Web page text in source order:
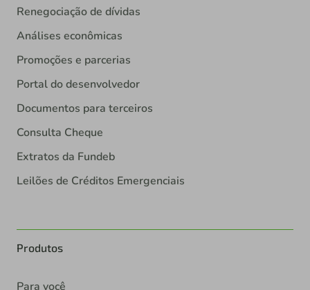
Renegociação de dívidas
Análises econômicas
Promoções e parcerias
Portal do desenvolvedor
Documentos para terceiros
Consulta Cheque
Extratos da Fundeb
Leilões de Créditos Emergenciais
Produtos
Para você